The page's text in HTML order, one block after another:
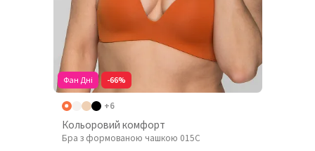
Фан Дні -66%
+6
Кольоровий комфорт
Бра з формованою чашкою 015C